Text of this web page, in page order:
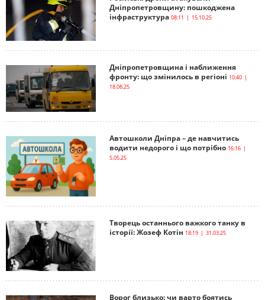
Дніпропетровщину: пошкоджена
інфраструктура 08:11 | 15.10.25
Дніпропетровщина і наближення
фронту: що змінилось в регіоні 10:40 |
18.08.25
Автошколи Дніпра – де навчитись
водити недорого і що потрібно 16:16 |
5.05.25
Творець останнього важкого танку в
історії: Жозеф Котін 18:19 | 31.03.25
Ворог близько: чи варто боятись